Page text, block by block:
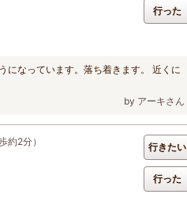
行った
になっています。落ち着きます。 近くに
by アーキさん
約2分） 行きたい
行った